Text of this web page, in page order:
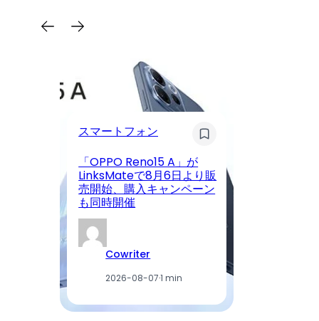
スマートフォン
「OPPO Reno15 A」が
LinksMateで8月6日より販
売開始、購入キャンペーン
も同時開催
Cowriter
2026-08-07·1 min